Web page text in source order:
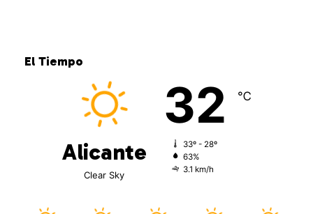
El Tiempo
Alicante
Clear Sky
32 ℃
33º - 28º
63%
3.1 km/h